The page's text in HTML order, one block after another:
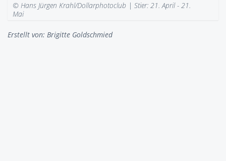
© Hans Jürgen Krahl/Dollarphotoclub | Stier: 21. April - 21.
Mai
Erstellt von: Brigitte Goldschmied